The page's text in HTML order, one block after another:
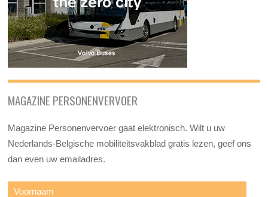
MAGAZINE PERSONENVERVOER
Magazine Personenvervoer gaat elektronisch. Wilt u uw
Nederlands-Belgische mobiliteitsvakblad gratis lezen, geef ons
dan even uw emailadres.